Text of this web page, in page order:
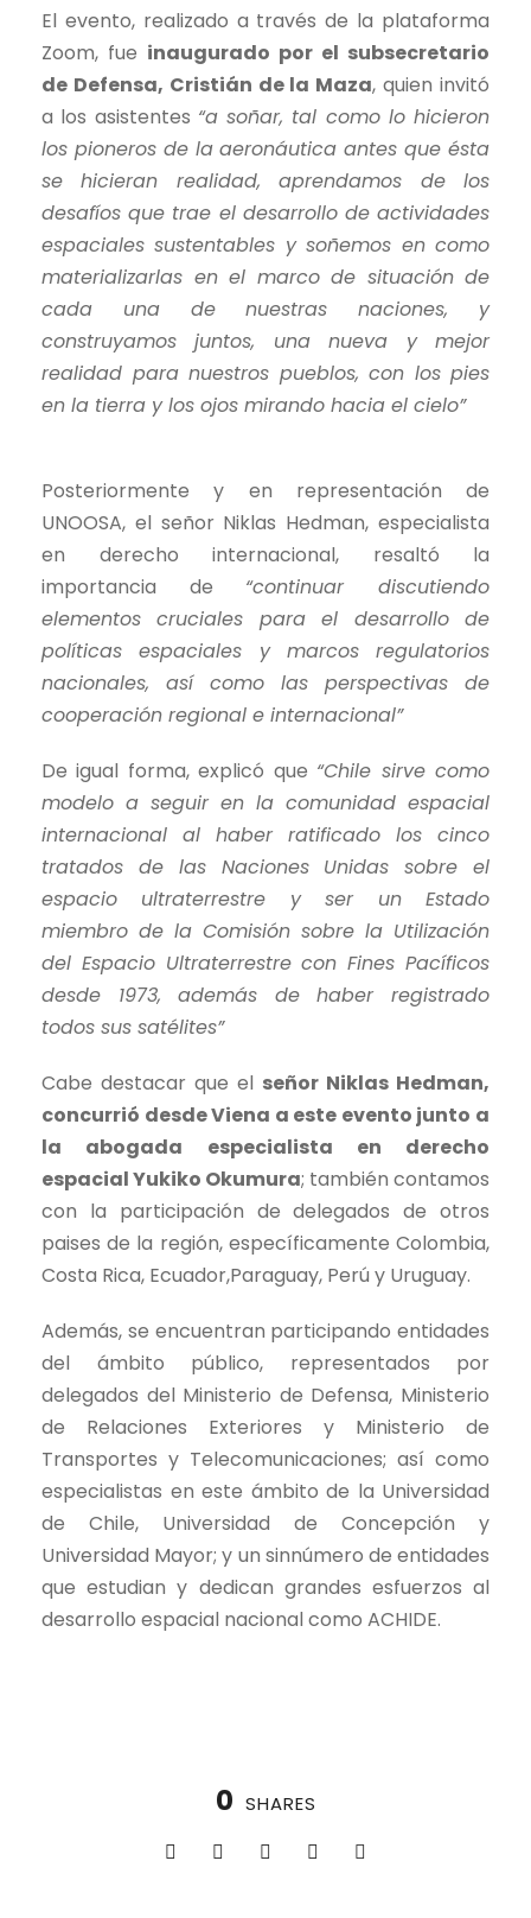
El evento, realizado a través de la plataforma
Zoom, fue inaugurado por el subsecretario
de Defensa, Cristián de la Maza, quien invitó
a los asistentes “a soñar, tal como lo hicieron
los pioneros de la aeronáutica antes que ésta
se hicieran realidad, aprendamos de los
desafíos que trae el desarrollo de actividades
espaciales sustentables y soñemos en como
materializarlas en el marco de situación de
cada una de nuestras naciones, y
construyamos juntos, una nueva y mejor
realidad para nuestros pueblos, con los pies
en la tierra y los ojos mirando hacia el cielo”
Posteriormente y en representación de
UNOOSA, el señor Niklas Hedman, especialista
en derecho internacional, resaltó la
importancia de “continuar discutiendo
elementos cruciales para el desarrollo de
políticas espaciales y marcos regulatorios
nacionales, así como las perspectivas de
cooperación regional e internacional”
De igual forma, explicó que “Chile sirve como
modelo a seguir en la comunidad espacial
internacional al haber ratificado los cinco
tratados de las Naciones Unidas sobre el
espacio ultraterrestre y ser un Estado
miembro de la Comisión sobre la Utilización
del Espacio Ultraterrestre con Fines Pacíficos
desde 1973, además de haber registrado
todos sus satélites”
Cabe destacar que el señor Niklas Hedman,
concurrió desde Viena a este evento junto a
la abogada especialista en derecho
espacial Yukiko Okumura; también contamos
con la participación de delegados de otros
paises de la región, específicamente Colombia,
Costa Rica, Ecuador,Paraguay, Perú y Uruguay.
Además, se encuentran participando entidades
del ámbito público, representados por
delegados del Ministerio de Defensa, Ministerio
de Relaciones Exteriores y Ministerio de
Transportes y Telecomunicaciones; así como
especialistas en este ámbito de la Universidad
de Chile, Universidad de Concepción y
Universidad Mayor; y un sinnúmero de entidades
que estudian y dedican grandes esfuerzos al
desarrollo espacial nacional como ACHIDE.
0 SHARES